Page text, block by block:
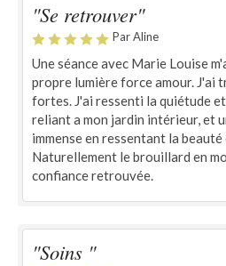
"Se retrouver"
Par Aline
Une séance avec Marie Louise
propre lumière force amour. J'ai
fortes. J'ai ressenti la quiétude
reliant a mon jardin intérieur, et
immense en ressentant la
Naturellement le brouillard en
confiance retrouvée.
"Soins "